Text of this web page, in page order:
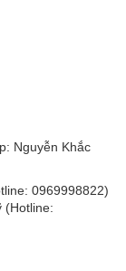
Nguyễn Khắc
0969998822)
(Hotline: